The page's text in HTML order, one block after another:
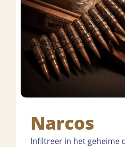
Narcos
Infiltreer in het geheime